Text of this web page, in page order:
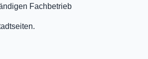
Fachbetrieb